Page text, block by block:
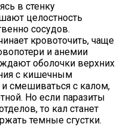
в стенку
целостность
сосудов.
кровоточить, чаще
и анемии
оболочки верхних
с кишечным
смешиваться с калом,
Но если паразиты
то кал станет
темные сгустки.